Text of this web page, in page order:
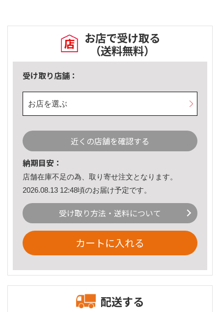
お店で受け取る
（送料無料）
受け取り店舗：
お店を選ぶ
近くの店舗を確認する
納期目安：
店舗在庫不足の為、取り寄せ注文となります。
2026.08.13 12:48頃のお届け予定です。
受け取り方法・送料について
カートに入れる
配送する